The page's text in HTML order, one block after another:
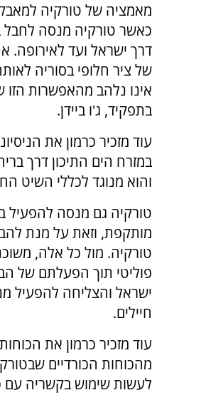
מאמציה של טורקיה
כאשר טורקיה מנסה לחבל
דרך ישראל ועד לאירופה.
של ציר חלופי בסוריה
אינו נלהב מהאפשרות
בתפקיד, ג'ו ביידן.
עוד מזכיר כרמון את
במזרח הים התיכון דרך
והוא מנוגד לכללי השיט
טורקיה גם מנסה להפעיל
מותקפת, וזאת על מנת
טורקיה. מול כל אלה,
פוליטי תוך הפעלתם של
ישראל והצליחה להפעיל
חיילים.
עוד מזכיר כרמון את
מהכוחות הכורדיים
לעשות שימוש בקשריה עם